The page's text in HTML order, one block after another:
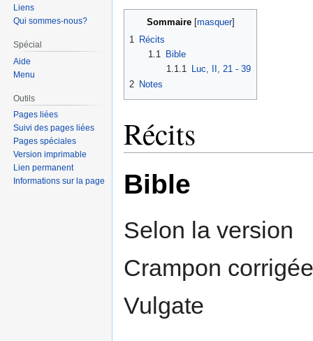
Sommaire
1
Récits
1.1
Bible
1.1.1
Luc, II, 21 - 39
2 Notes
Récits
Bible
Selon la version
Crampon
Vulgate
Liens
Qui sommes-nous?
Spécial
Aide
Menu
Outils
Pages liées
Suivi des pages liées
Pages spéciales
Version imprimable
Lien permanent
Informations sur la page